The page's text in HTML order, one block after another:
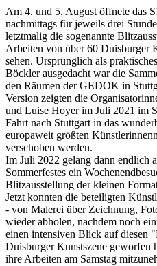
Am 4. und 5. August öffnete das
nachmittags für jeweils drei
letztmalig die sogenannte
Arbeiten von über 60 Duisburger
sehen. Ursprünglich als
Böckler ausgedacht war die
den Räumen der GEDOK in
Version zeigten die
und Luise Hoyer im Juli 2021 im
Fahrt nach Stuttgart in das
europaweit größten
verschoben werden.
Im Juli 2022 gelang dann endlich
Sommerfestes ein
Blitzausstellung der kleinen
Jetzt konnten die beteiligten
- von Malerei über Zeichnung,
wieder abholen, nachdem noch
einen intensiven Blick auf diesen
Duisburger Kunstszene geworfen
ihre Arbeiten am Samstag